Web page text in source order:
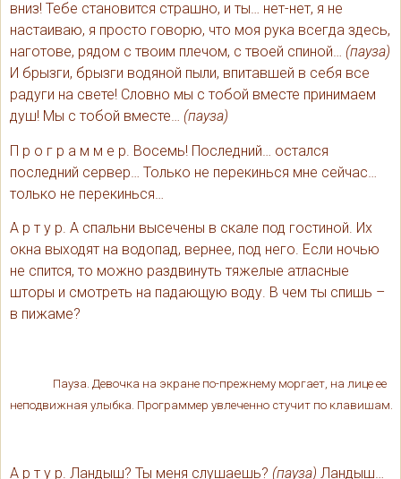
вниз! Тебе становится страшно, и ты… нет-нет, я не
настаиваю, я просто говорю, что моя рука всегда здесь,
наготове, рядом с твоим плечом, с твоей спиной… (пауза)
И брызги, брызги водяной пыли, впитавшей в себя все
радуги на свете! Словно мы с тобой вместе принимаем
душ! Мы с тобой вместе… (пауза)
П р о г р а м м е р. Восемь! Последний… остался
последний сервер… Только не перекинься мне сейчас…
только не перекинься…
А р т у р. А спальни высечены в скале под гостиной. Их
окна выходят на водопад, вернее, под него. Если ночью
не спится, то можно раздвинуть тяжелые атласные
шторы и смотреть на падающую воду. В чем ты спишь –
в пижаме?
Пауза. Девочка на экране по-прежнему моргает, на лице ее
неподвижная улыбка. Программер увлеченно стучит по клавишам.
А р т у р. Ландыш? Ты меня слушаешь? (пауза) Ландыш…